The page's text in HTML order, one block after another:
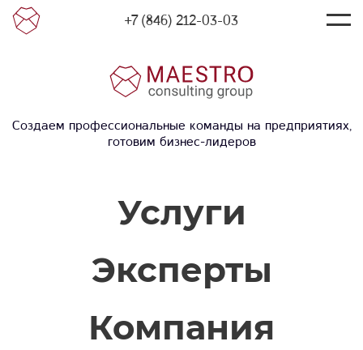
+7 (846) 212-03-03
Создаем профессиональные команды на предприятиях,
готовим бизнес-лидеров
Услуги
Эксперты
Компания